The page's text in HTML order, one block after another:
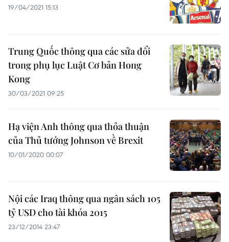
19/04/2021 15:13
Trung Quốc thông qua các sửa đổi
trong phụ lục Luật Cơ bản Hong
Kong
30/03/2021 09:25
Hạ viện Anh thông qua thỏa thuận
của Thủ tướng Johnson về Brexit
10/01/2020 00:07
Nội các Iraq thông qua ngân sách 105
tỷ USD cho tài khóa 2015
23/12/2014 23:47